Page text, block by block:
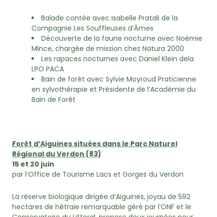
Balade contée avec Isabelle Pratali de la
Compagnie Les Souffleuses d’Âmes
Découverte de la faune nocturne avec Noémie
Mince, chargée de mission chez Natura 2000
Les rapaces nocturnes avec Daniel Klein dela
LPO PACA
Bain de forêt avec Sylvie Moyroud Praticienne
en sylvothérapie et Présidente de l’Académie du
Bain de Forêt
Forêt d’Aiguines situées dans le Parc Naturel
Régional du Verdon (83)
15 et 20 juin
par l’Office de Tourisme Lacs et Gorges du Verdon
La réserve biologique dirigée d’Aiguines, joyau de 592
hectares de hêtraie remarquable géré par l’ONF et le